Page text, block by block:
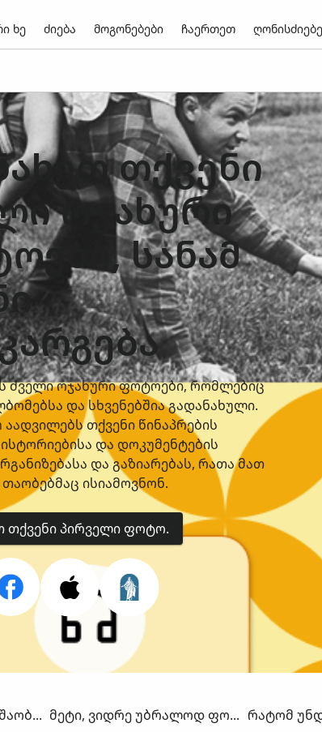
ხე ძიება მოგონებები ჩაერთეთ
თქვენი
ოჯახური
სანამ
ძველი ოჯახური ფოტოები, რომლებიც
და სხვენებშია გადანახული.
აადვილებს თქვენი წინაპრების
და დოკუმენტების
და გაზიარებას, რათა მათ
ისიამოვნონ.
ᲗᲥᲕᲔᲜᲘ ᲞᲘᲠᲕᲔᲚᲘ ᲤᲝᲢᲝ.
ᲔᲡᲛᲔᲢᲘ, ᲕᲘᲓᲠᲔ ᲣᲑᲠᲐᲚᲝᲓ ᲤᲝᲢᲝᲔᲑᲘ
ᲠᲐᲢᲝᲛ